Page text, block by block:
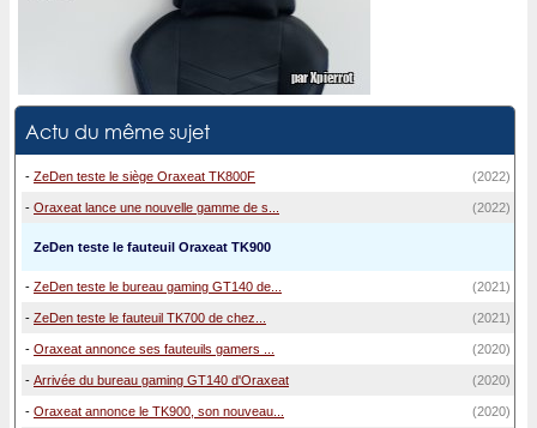
Actu du même sujet
- ZeDen teste le siège Oraxeat TK800F (2022)
- Oraxeat lance une nouvelle gamme de s... (2022)
ZeDen teste le fauteuil Oraxeat TK900
- ZeDen teste le bureau gaming GT140 de... (2021)
- ZeDen teste le fauteuil TK700 de chez... (2021)
- Oraxeat annonce ses fauteuils gamers ... (2020)
- Arrivée du bureau gaming GT140 d'Oraxeat (2020)
- Oraxeat annonce le TK900, son nouveau... (2020)